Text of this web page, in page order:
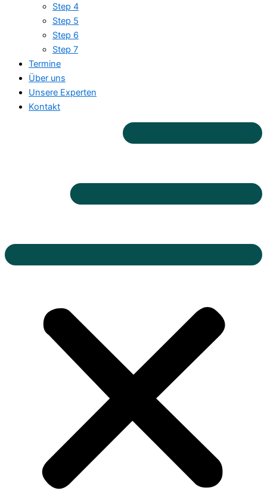
Step 4
Step 5
Step 6
Step 7
Termine
Über uns
Unsere Experten
Kontakt